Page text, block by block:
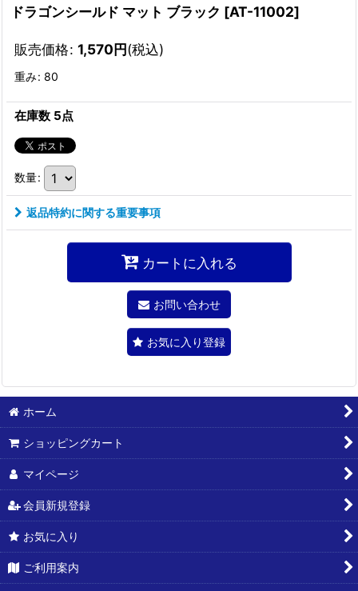
ドラゴンシールド マット ブラック [AT-11002]
販売価格: 1,570円(税込)
重み: 80
在庫数 5点
数量:
返品特約に関する重要事項
カートに入れる
お問い合わせ
お気に入り登録
ホーム
ショッピングカート
マイページ
会員新規登録
お気に入り
ご利用案内